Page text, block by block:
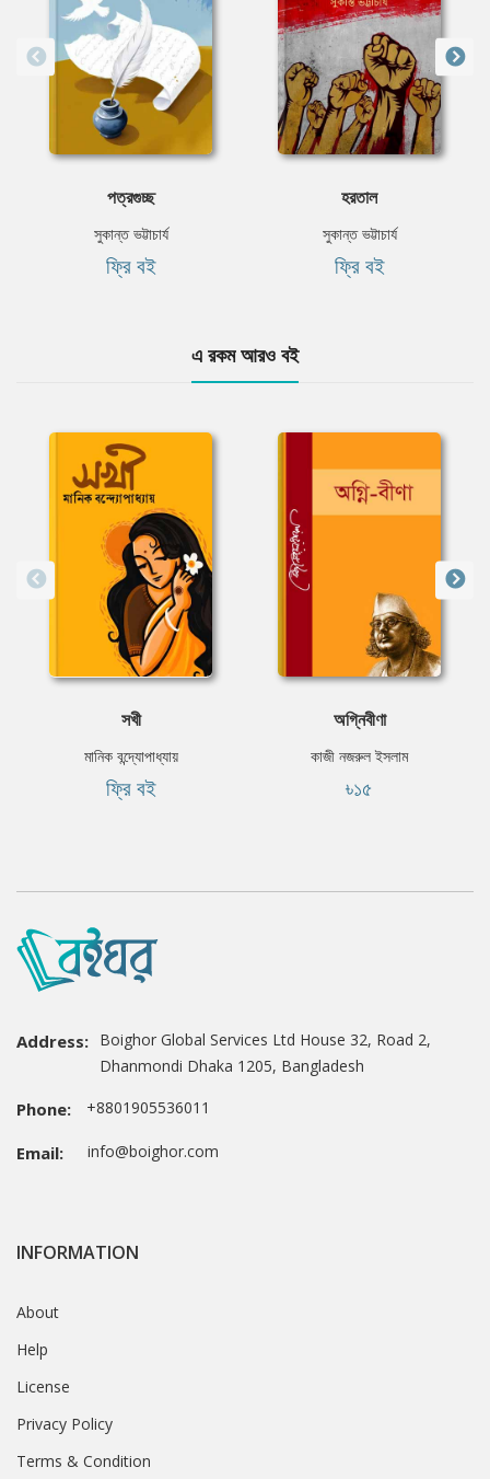
পত্রগুচ্ছ
সুকান্ত ভট্টাচার্য
ফ্রি বই
হরতাল
সুকান্ত ভট্টাচার্য
ফ্রি বই
এ রকম আরও বই
সখী
মানিক বন্দ্যোপাধ্যায়
ফ্রি বই
অগ্নিবীণা
কাজী নজরুল ইসলাম
৳১৫
Address: Boighor Global Services Ltd House 32, Road 2,
Dhanmondi Dhaka 1205, Bangladesh
Phone: +8801905536011
Email: info@boighor.com
INFORMATION
About
Help
License
Privacy Policy
Terms & Condition